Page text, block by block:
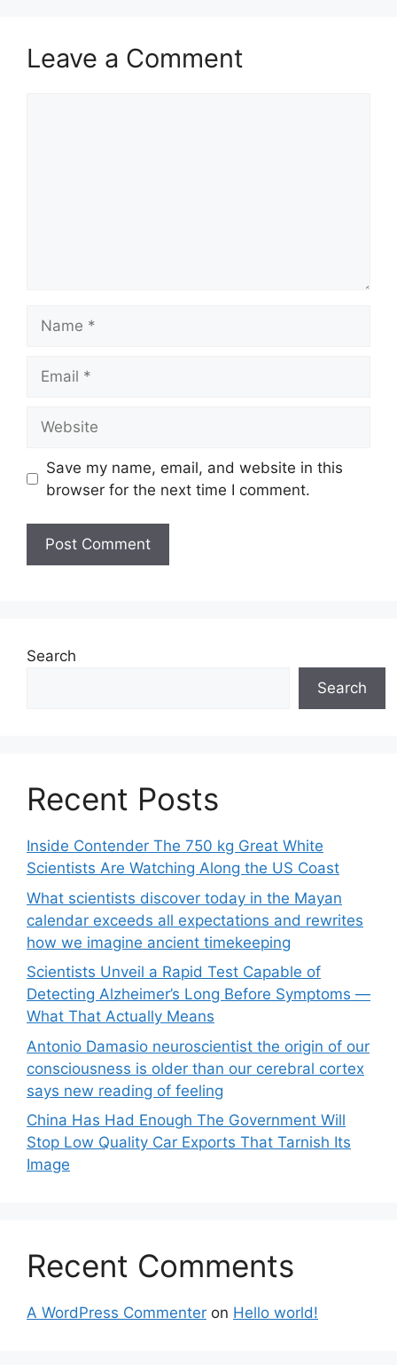
Leave a Comment
Save my name, email, and website in this
browser for the next time I comment.
Search
Search
Recent Posts
Inside Contender The 750 kg Great White
Scientists Are Watching Along the US Coast
What scientists discover today in the Mayan
calendar exceeds all expectations and rewrites
how we imagine ancient timekeeping
Scientists Unveil a Rapid Test Capable of
Detecting Alzheimer’s Long Before Symptoms —
What That Actually Means
Antonio Damasio neuroscientist the origin of our
consciousness is older than our cerebral cortex
says new reading of feeling
China Has Had Enough The Government Will
Stop Low Quality Car Exports That Tarnish Its
Image
Recent Comments
A WordPress Commenter on Hello world!